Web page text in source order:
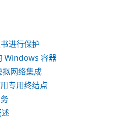
进行保护
Windows 容器
网络集成
专用终结点